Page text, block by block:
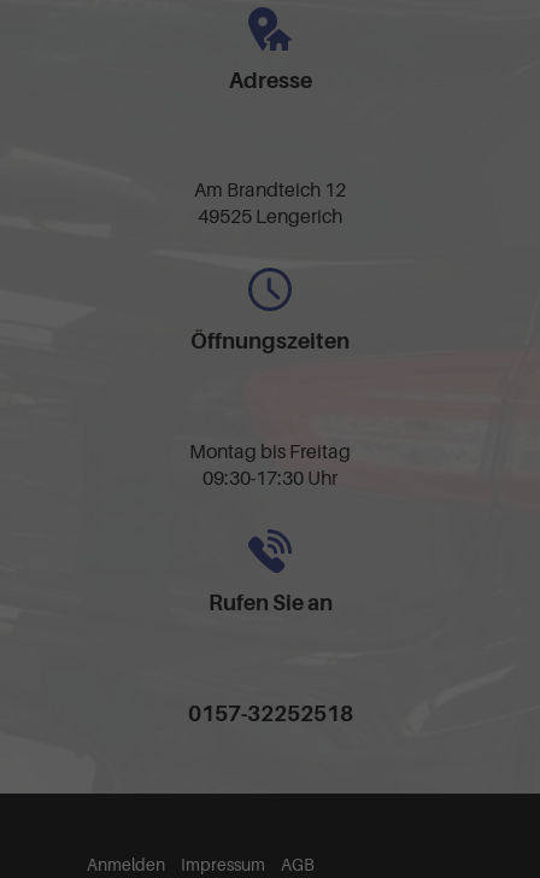
Adresse
Am Brandteich 12
49525 Lengerich
Öffnungszeiten
Montag bis Freitag
09:30-17:30 Uhr
Rufen Sie an
0157-32252518
Anmelden Impressum AGB